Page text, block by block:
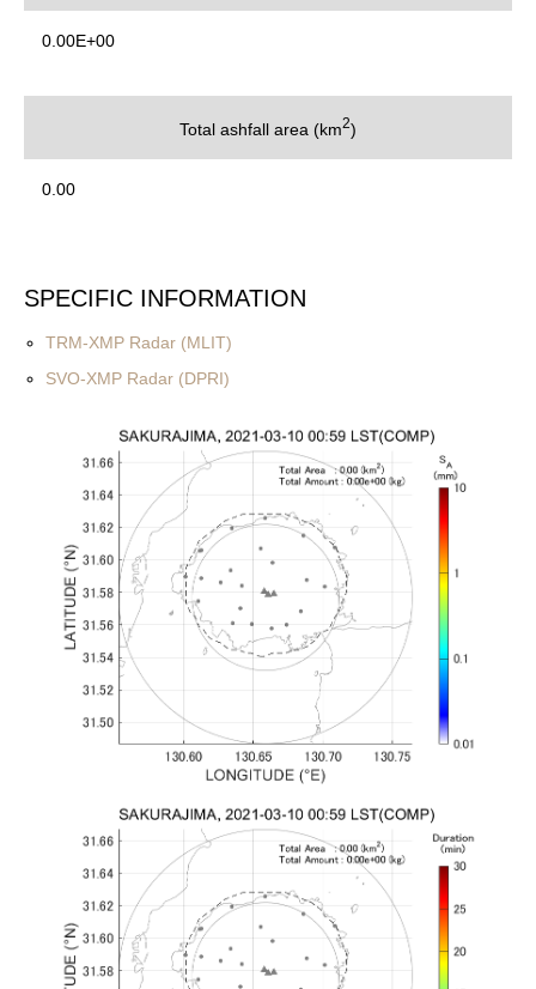
0.00E+00
Total ashfall area (km2)
0.00
SPECIFIC INFORMATION
TRM-XMP Radar (MLIT)
SVO-XMP Radar (DPRI)